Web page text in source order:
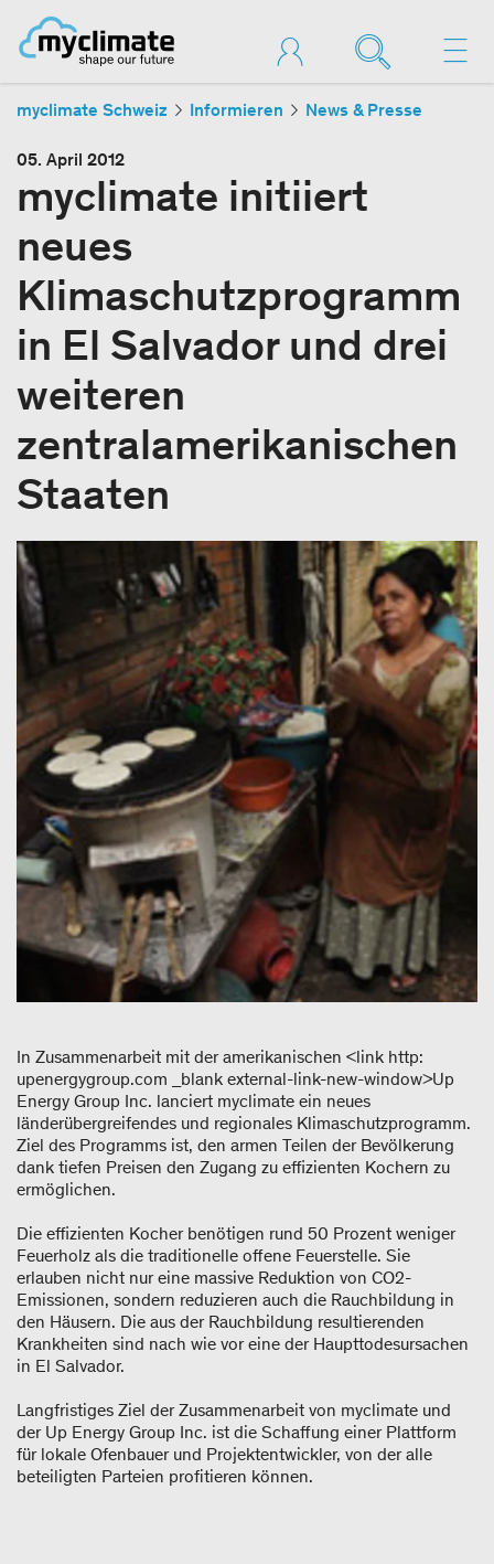
myclimate Schweiz Informieren News & Presse
05. April 2012
myclimate initiiert
neues
Klimaschutzprogramm
in El Salvador und drei
weiteren
zentralamerikanischen
Staaten
In Zusammenarbeit mit der amerikanischen <link http:
upenergygroup.com _blank external-link-new-window>Up
Energy Group Inc. lanciert myclimate ein neues
länderübergreifendes und regionales Klimaschutzprogramm.
Ziel des Programms ist, den armen Teilen der Bevölkerung
dank tiefen Preisen den Zugang zu effizienten Kochern zu
ermöglichen.
Die effizienten Kocher benötigen rund 50 Prozent weniger
Feuerholz als die traditionelle offene Feuerstelle. Sie
erlauben nicht nur eine massive Reduktion von CO2-
Emissionen, sondern reduzieren auch die Rauchbildung in
den Häusern. Die aus der Rauchbildung resultierenden
Krankheiten sind nach wie vor eine der Haupttodesursachen
in El Salvador.
Langfristiges Ziel der Zusammenarbeit von myclimate und
der Up Energy Group Inc. ist die Schaffung einer Plattform
für lokale Ofenbauer und Projektentwickler, von der alle
beteiligten Parteien profitieren können.